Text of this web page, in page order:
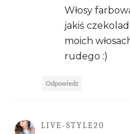
Włosy
jakiś
moich
rudego :)
Odpowiedz
LIVE-STYLE20